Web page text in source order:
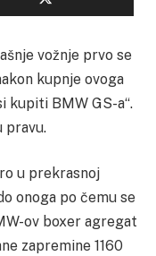
vožnje prvo se
kupnje ovoga
kupiti BMW GS-a“.
pravu.
u prekrasnoj
onoga po čemu se
ov boxer agregat
zapremine 1160